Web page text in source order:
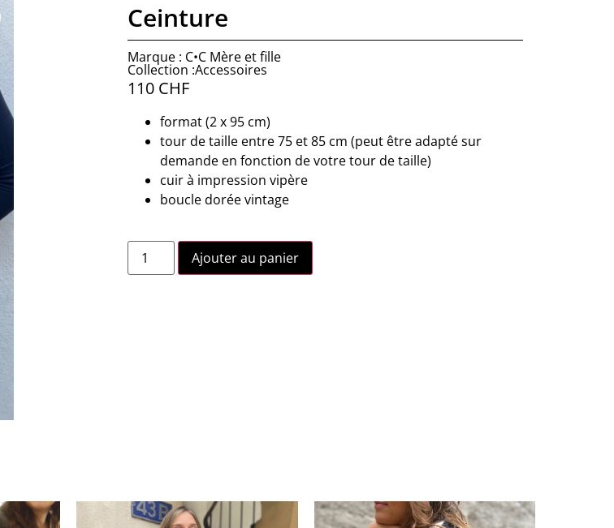
Ceinture
Marque : C•C Mère et fille
Collection :Accessoires
110 CHF
format (2 x 95 cm)
tour de taille entre 75 et 85 cm (peut être adapté sur
demande en fonction de votre tour de taille)
cuir à impression vipère
boucle dorée vintage
Ajouter au panier